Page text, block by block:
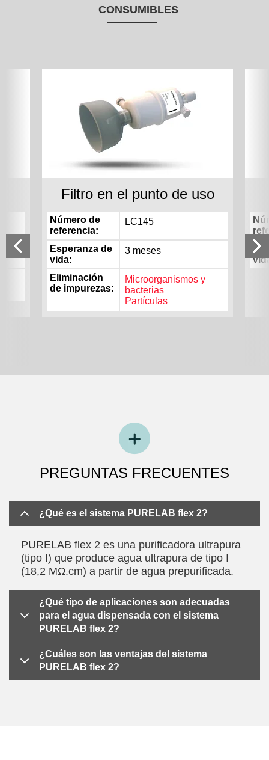
CONSUMIBLES
Filtro en el punto de uso
Número de
referencia
LC145
Esperanza de
vida
3 meses
Eliminación
de impurezas
Microorganismos y
bacterias
Partículas
PREGUNTAS FRECUENTES
¿Qué es el sistema PURELAB flex 2?
PURELAB flex 2 es una purificadora ultrapura
(tipo I) que produce agua ultrapura de tipo I
(18,2 MΩ.cm) a partir de agua prepurificada.
¿Qué tipo de aplicaciones son adecuadas
para el agua dispensada con el sistema
PURELAB flex 2?
¿Cuáles son las ventajas del sistema
PURELAB flex 2?